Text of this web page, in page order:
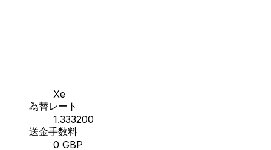
Xe
為替レート
1.333200
送金手数料
0 GBP